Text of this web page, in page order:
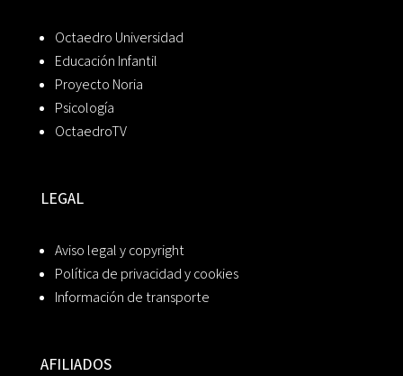
Octaedro Universidad
Educación Infantil
Proyecto Noria
Psicología
OctaedroTV
LEGAL
Aviso legal y copyright
Política de privacidad y cookies
Información de transporte
AFILIADOS